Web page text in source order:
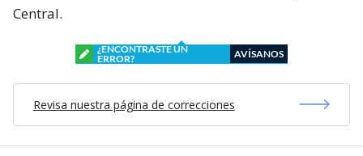
Central.
¿ENCONTRASTE UN
ERROR?
AVÍSANOS
Revisa nuestra página de correcciones